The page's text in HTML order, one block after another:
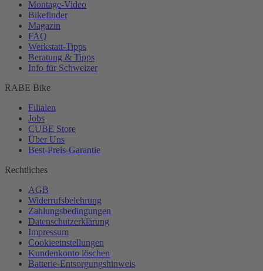
Montage-Video
Bikefinder
Magazin
FAQ
Werkstatt-Tipps
Beratung & Tipps
Info für Schweizer
RABE Bike
Filialen
Jobs
CUBE Store
Über Uns
Best-Preis-Garantie
Rechtliches
AGB
Widerrufsbelehrung
Zahlungsbedingungen
Datenschutzerklärung
Impressum
Cookieeinstellungen
Kundenkonto löschen
Batterie-Entsorgungshinweis